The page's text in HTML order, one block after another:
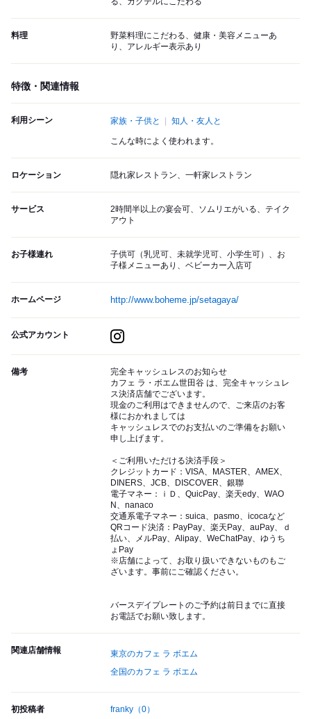
料理
野菜料理にこだわる、健康・美容メニューあ
り、アレルギー表示あり
特徴・関連情報
利用シーン 家族・子供と 知人・友人と
こんな時によく使われます。
ロケーション 隠れ家レストラン、一軒家レストラン
サービス
2時間半以上の宴会可、ソムリエがいる、テイク
アウト
お子様連れ
子供可（乳児可、未就学児可、小学生可）、お
子様メニューあり、ベビーカー入店可
ホームページ http://www.boheme.jp/setagaya/
公式アカウント
備考
完全キャッシュレスのお知らせ
カフェ ラ・ボエム世田谷 は、完全キャッシュレ
ス決済店舗でございます。
現金のご利用はできませんので、ご来店のお客
様におかれましては
キャッシュレスでのお支払いのご準備をお願い
申し上げます。
＜ご利用いただける決済手段＞
クレジットカード：VISA、MASTER、AMEX、
DINERS、JCB、DISCOVER、銀聯
電子マネー：ｉＤ、QuicPay、楽天edy、WAO
N、nanaco
交通系電子マネー：suica、pasmo、icocaなど
QRコード決済：PayPay、楽天Pay、auPay、ｄ
払い、メルPay、Alipay、WeChatPay、ゆうち
ょPay
※店舗によって、お取り扱いできないものもご
ざいます。事前にご確認ください。
バースデイプレートのご予約は前日までに直接
お電話でお願い致します。
関連店舗情報
東京のカフェ ラ ボエム
全国のカフェ ラ ボエム
初投稿者 franky （0）